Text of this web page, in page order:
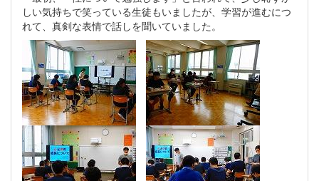
しい気持ちで笑っている生徒もいましたが、学習が進むにつ
れて、真剣な表情で話しを聞いていました。